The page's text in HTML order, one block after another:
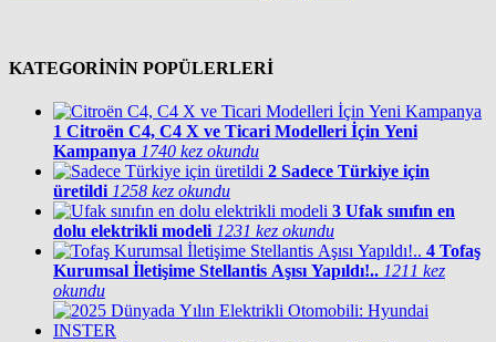
KATEGORİNİN POPÜLERLERİ
1 Citroën C4, C4 X ve Ticari Modelleri İçin Yeni
Kampanya 1740 kez okundu
2 Sadece Türkiye için
üretildi 1258 kez okundu
3 Ufak sınıfın en
dolu elektrikli modeli 1231 kez okundu
4 Tofaş
Kurumsal İletişime Stellantis Aşısı Yapıldı!.. 1211 kez
okundu